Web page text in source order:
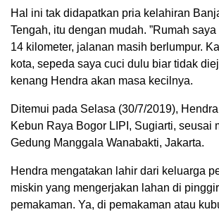
Hal ini tak didapatkan pria kelahiran
Tengah, itu dengan mudah. ”Rumah
14 kilometer, jalanan masih berlumpur.
kota, sepeda saya cuci dulu biar tidak
kenang Hendra akan masa kecilnya.
Ditemui pada Selasa (30/7/2019),
Kebun Raya Bogor LIPI, Sugiarti, seusai
Gedung Manggala Wanabakti, Jakarta.
Hendra mengatakan lahir dari keluarga
miskin yang mengerjakan lahan di
pemakaman. Ya, di pemakaman atau